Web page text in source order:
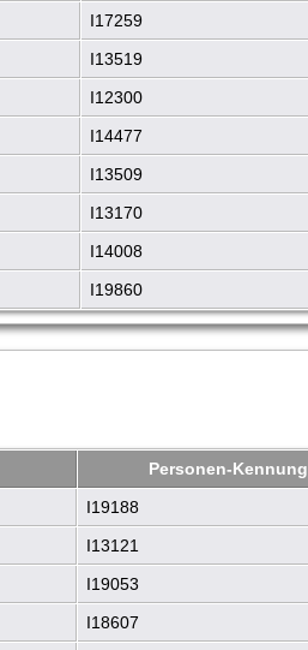
I17259
I13519
I12300
I14477
I13509
I13170
I14008
I19860
Personen-Kennung
I19188
I13121
I19053
I18607